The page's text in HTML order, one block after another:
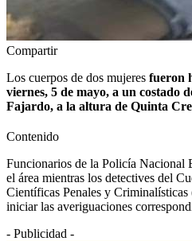
Compartir
Los cuerpos de dos mujeres fueron
viernes, 5 de mayo, a un costado
Fajardo, a la altura de Quinta
Contenido
Funcionarios de la Policía Nacional
el área mientras los detectives del
Científicas Penales y
iniciar las averiguaciones
- Publicidad -